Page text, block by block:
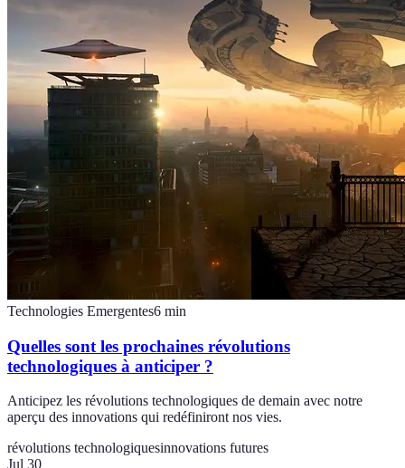
Technologies Emergentes6 min
Quelles sont les prochaines révolutions
technologiques à anticiper ?
Anticipez les révolutions technologiques de demain avec notre
aperçu des innovations qui redéfiniront nos vies.
révolutions technologiquesinnovations futures
Jul 30